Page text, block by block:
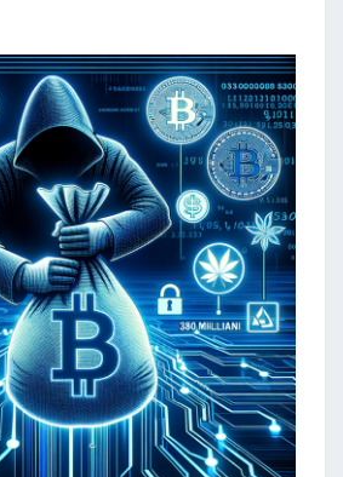
撃
発
見
と
ビ
ッ
ト
コ
イ
ン
価
格
の